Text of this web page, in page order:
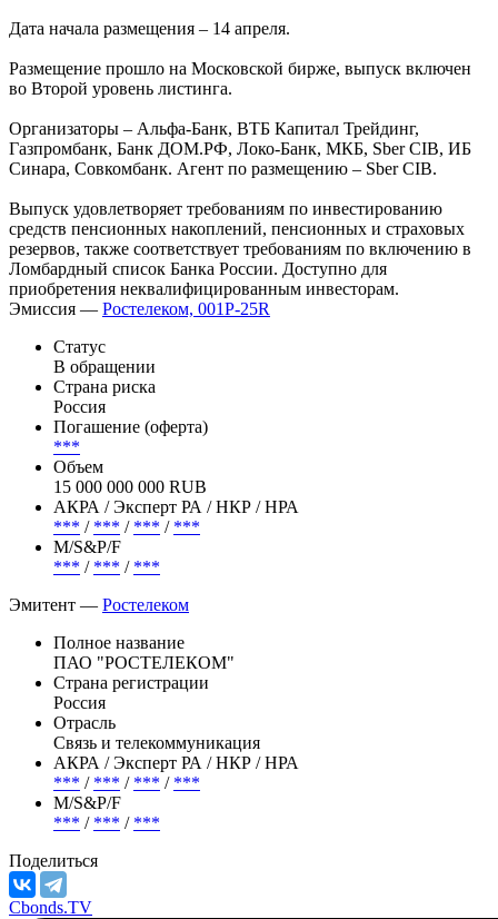
Дата начала размещения – 14 апреля.
Размещение прошло на Московской бирже, выпуск включен
во Второй уровень листинга.
Организаторы – Альфа-Банк, ВТБ Капитал Трейдинг,
Газпромбанк, Банк ДОМ.РФ, Локо-Банк, МКБ, Sber CIB, ИБ
Синара, Совкомбанк. Агент по размещению – Sber CIB.
Выпуск удовлетворяет требованиям по инвестированию
средств пенсионных накоплений, пенсионных и страховых
резервов, также соответствует требованиям по включению в
Ломбардный список Банка России. Доступно для
приобретения неквалифицированным инвесторам.
Эмиссия — Ростелеком, 001P-25R
Статус
В обращении
Страна риска
Россия
Погашение (оферта)
***
Объем
15 000 000 000 RUB
АКРА / Эксперт РА / НКР / НРА
*** / *** / *** / ***
М/S&P/F
*** / *** / ***
Эмитент — Ростелеком
Полное название
ПАО "РОСТЕЛЕКОМ"
Страна регистрации
Россия
Отрасль
Связь и телекоммуникация
АКРА / Эксперт РА / НКР / НРА
*** / *** / *** / ***
М/S&P/F
*** / *** / ***
Поделиться
Cbonds.TV